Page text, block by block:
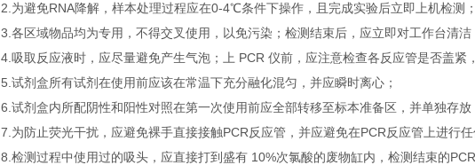
2.为避免RNA降解，样本处理过程应在0-4℃条件下操作，且完成实验后立即上机检测
3.各区域物品均为专用，不得交叉使用，以免污染；检测结束后，应立即对工作台清洁
4.吸取反应液时，应尽量避免产生气泡；上 PCR 仪前，应注意检查各反应管是否盖紧
5.试剂盒所有试剂在使用前应该在常温下充分融化混匀，并应瞬时离心；
6.试剂盒内所配阴性和阳性对照在第一次使用前应全部转移至标本准备区，并单独存放
7.为防止荧光干扰，应避免裸手直接接触PCR反应管，并应避免在PCR反应管上进行任
8.检测过程中使用过的吸头，应直接打到盛有 10%次氯酸的废物缸内，检测结束的